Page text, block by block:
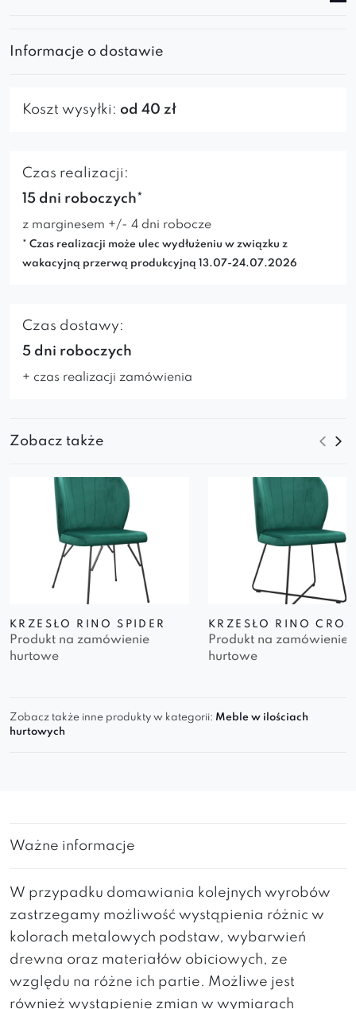
Informacje o dostawie
Koszt wysyłki: od 40 zł
Czas realizacji:
15 dni roboczych*
z marginesem +/- 4 dni robocze
* Czas realizacji może ulec wydłużeniu w związku z
wakacyjną przerwą produkcyjną 13.07-24.07.2026
Czas dostawy:
5 dni roboczych
+ czas realizacji zamówienia
Zobacz także
KRZESŁO RINO SPIDER
Produkt na zamówienie
hurtowe
KRZESŁO RINO
Produkt na zamówienie
hurtowe
Zobacz także inne produkty w kategorii: Meble w ilościach
hurtowych
Ważne informacje
W przypadku domawiania kolejnych wyrobów
zastrzegamy możliwość wystąpienia różnic w
kolorach metalowych podstaw, wybarwień
drewna oraz materiałów obiciowych, ze
względu na różne ich partie. Możliwe jest
również wystąpienie zmian w wymiarach